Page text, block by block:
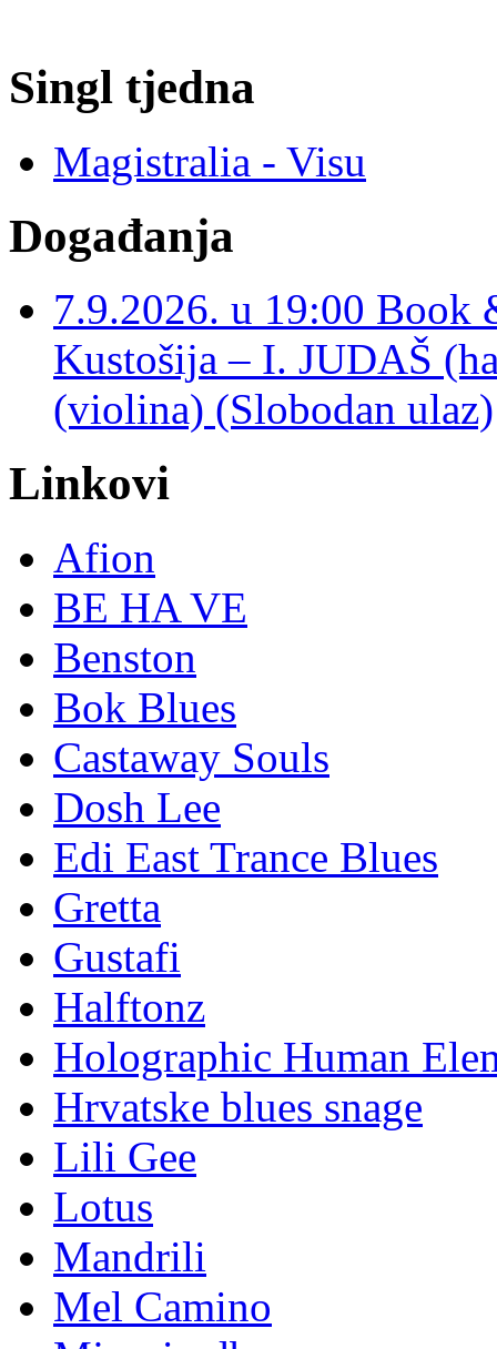
Singl tjedna
Magistralia - Visu
Događanja
7.9.2026. u 19:00 Book
Kustošija – I. JUDAŠ
(violina) (Slobodan ulaz)
Linkovi
Afion
BE HA VE
Benston
Bok Blues
Castaway Souls
Dosh Lee
Edi East Trance Blues
Gretta
Gustafi
Halftonz
Holographic Human
Hrvatske blues snage
Lili Gee
Lotus
Mandrili
Mel Camino